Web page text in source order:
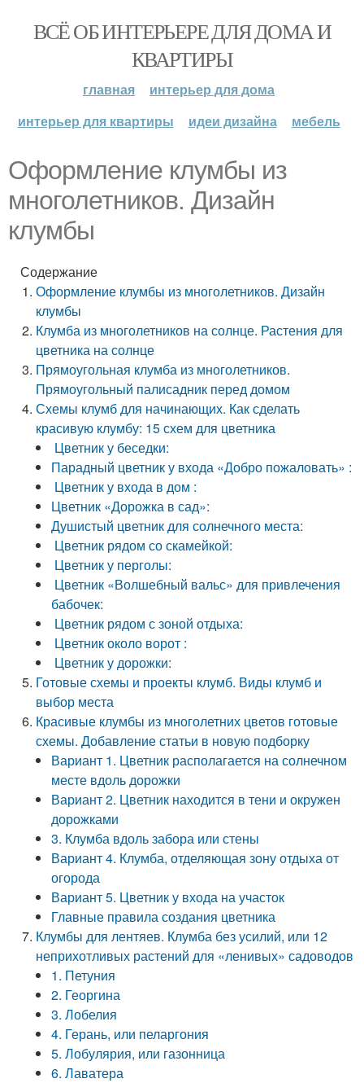
ВСЁ ОБ ИНТЕРЬЕРЕ ДЛЯ ДОМА И
КВАРТИРЫ
главная
интерьер для дома
интерьер для квартиры
идеи дизайна мебель
Оформление клумбы из
многолетников. Дизайн
клумбы
Содержание
Оформление клумбы из многолетников. Дизайн
клумбы
Клумба из многолетников на солнце. Растения для
цветника на солнце
Прямоугольная клумба из многолетников.
Прямоугольный палисадник перед домом
Схемы клумб для начинающих. Как сделать
красивую клумбу: 15 схем для цветника
Цветник у беседки:
Парадный цветник у входа «Добро пожаловать» :
Цветник у входа в дом :
Цветник «Дорожка в сад»:
Душистый цветник для солнечного места:
Цветник рядом со скамейкой:
Цветник у перголы:
Цветник «Волшебный вальс» для привлечения
бабочек:
Цветник рядом с зоной отдыха:
Цветник около ворот :
Цветник у дорожки:
Готовые схемы и проекты клумб. Виды клумб и
выбор места
Красивые клумбы из многолетних цветов готовые
схемы. Добавление статьи в новую подборку
Вариант 1. Цветник располагается на солнечном
месте вдоль дорожки
Вариант 2. Цветник находится в тени и окружен
дорожками
3. Клумба вдоль забора или стены
Вариант 4. Клумба, отделяющая зону отдыха от
огорода
Вариант 5. Цветник у входа на участок
Главные правила создания цветника
Клумбы для лентяев. Клумба без усилий, или 12
неприхотливых растений для «ленивых» садоводов
1. Петуния
2. Георгина
3. Лобелия
4. Герань, или пеларгония
5. Лобулярия, или газонница
6. Лаватера